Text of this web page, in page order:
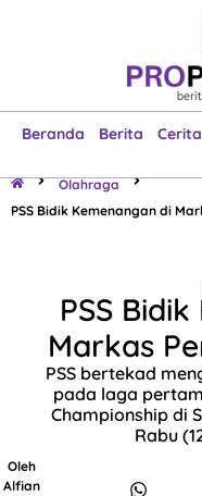
Beranda Berita Cerita
Olahraga
PSS Bidik Kemenangan di
PSS
Markas
PSS bertekad
pada laga
Championship di
Rabu
Oleh
Alfian